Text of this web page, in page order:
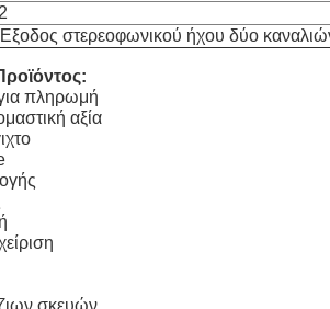
2
στερεοφωνικού ήχου δύο
πληρωμή
αξία
σκευών